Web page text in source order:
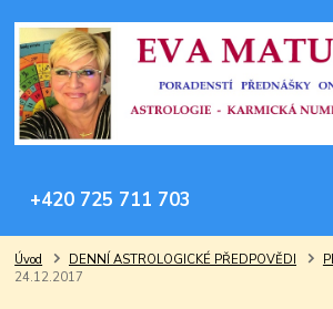
+420 725 711 703
Úvod DENNÍ ASTROLOGICKÉ PŘEDPOVĚDI
24.12.2017